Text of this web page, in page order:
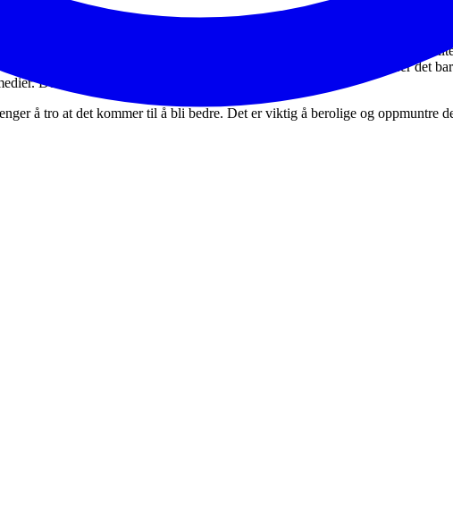
til rette for mestring i hverdagen. Barn trenger å føle seg som en del av
fotballtrening, skole, gaming, venner og sosiale media. Hold på
Det er også hensiktsmessig at foreldre følger med på og begrenser det
De minste barna kan skjermes fra sterke nyhetsbilder.
å tro at det kommer til å bli bedre. Det er viktig å berolige og oppmuntre